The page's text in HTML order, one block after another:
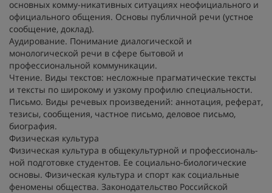
основных комму-никативных ситуациях неофициального и
официального общения. Основы публичной речи (устное
сообщение, доклад).
Аудирование. Понимание диалогической и
монологической речи в сфере бытовой и
профессиональной коммуникации.
Чтение. Виды текстов: несложные прагматические тексты
и тексты по широкому и узкому профилю специальности.
Письмо. Виды речевых произведений: аннотация, реферат,
тезисы, сообщения, частное письмо, деловое письмо,
биография.
Физическая культура
Физическая культура в общекультурной и профессиональ-
ной подготовке студентов. Ее социально-биологические
основы. Физическая культура и спорт как социальные
феномены общества. Законодательство Российской